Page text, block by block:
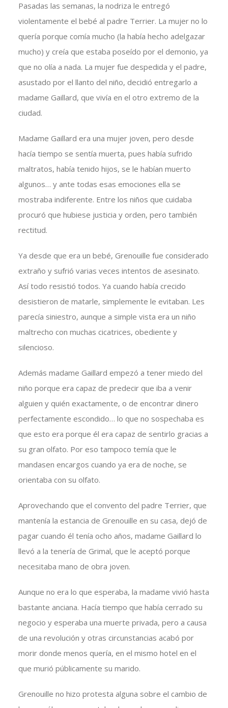
Pasadas las semanas, la nodriza le entregó
violentamente el bebé al padre Terrier. La mujer no lo
quería porque comía mucho (la había hecho adelgazar
mucho) y creía que estaba poseído por el demonio, ya
que no olía a nada. La mujer fue despedida y el padre,
asustado por el llanto del niño, decidió entregarlo a
madame Gaillard, que vivía en el otro extremo de la
ciudad.
Madame Gaillard era una mujer joven, pero desde
hacía tiempo se sentía muerta, pues había sufrido
maltratos, había tenido hijos, se le habían muerto
algunos… y ante todas esas emociones ella se
mostraba indiferente. Entre los niños que cuidaba
procuró que hubiese justicia y orden, pero también
rectitud.
Ya desde que era un bebé, Grenouille fue considerado
extraño y sufrió varias veces intentos de asesinato.
Así todo resistió todos. Ya cuando había crecido
desistieron de matarle, simplemente le evitaban. Les
parecía siniestro, aunque a simple vista era un niño
maltrecho con muchas cicatrices, obediente y
silencioso.
Además madame Gaillard empezó a tener miedo del
niño porque era capaz de predecir que iba a venir
alguien y quién exactamente, o de encontrar dinero
perfectamente escondido… lo que no sospechaba es
que esto era porque él era capaz de sentirlo gracias a
su gran olfato. Por eso tampoco temía que le
mandasen encargos cuando ya era de noche, se
orientaba con su olfato.
Aprovechando que el convento del padre Terrier, que
mantenía la estancia de Grenouille en su casa, dejó de
pagar cuando él tenía ocho años, madame Gaillard lo
llevó a la tenería de Grimal, que le aceptó porque
necesitaba mano de obra joven.
Aunque no era lo que esperaba, la madame vivió hasta
bastante anciana. Hacía tiempo que había cerrado su
negocio y esperaba una muerte privada, pero a causa
de una revolución y otras circunstancias acabó por
morir donde menos quería, en el mismo hotel en el
que murió públicamente su marido.
Grenouille no hizo protesta alguna sobre el cambio de